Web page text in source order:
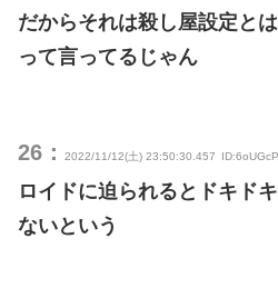
だからそれは殺し屋設定と
って言ってるじゃん
26： 2022/11/12(土) 23:50:30.457
ロイドに迫られるとドキド
ないという